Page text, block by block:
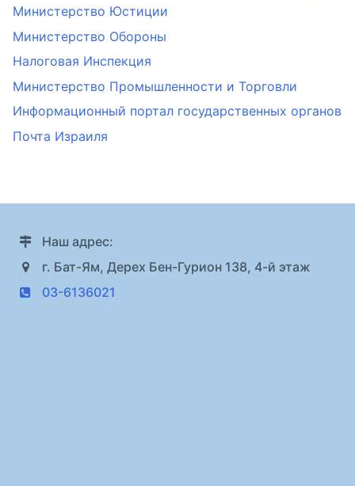
Министерство Юстиции
Министерство Обороны
Налоговая Инспекция
Министерство Промышленности и Торговли
Информационный портал государственных органов
Почта Израиля
Наш адрес:
г. Бат-Ям, Дерех Бен-Гурион 138, 4-й этаж
03-6136021